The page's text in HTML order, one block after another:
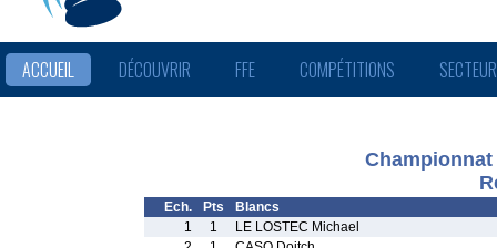
ACCUEIL DÉCOUVRIR FFE COMPÉTITIONS
Ech. Pts
Blancs
1
1
LE LOSTEC Michael